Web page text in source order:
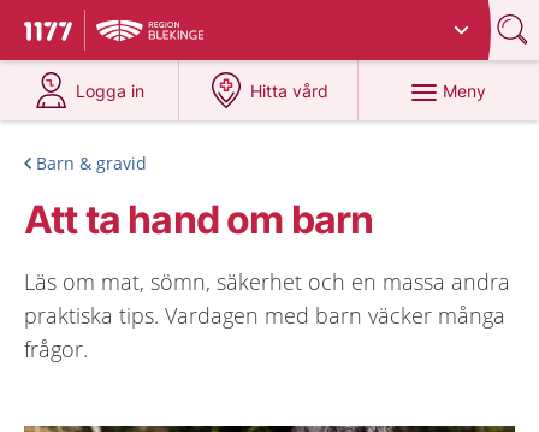
Till startsidan för 1177
Du har valt region
Logga in
på 1177.se
Hitta vård
på 1177.se
Meny
Barn & gravid
Att ta hand om barn
Läs om mat, sömn, säkerhet och en massa andra
praktiska tips. Vardagen med barn väcker många
frågor.